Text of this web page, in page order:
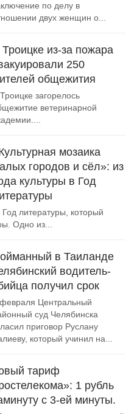
по делу в
двух женщин о...
из-за пожара
250
общежития
загорелось
ветеринарной
мозаика
городов и сёл»: из
культуры в Год
литературы, который
Одно из...
в Таиланде
водитель-
получил срок
Центральный
суд Челябинска
приговор Руслану
который учинил на...
тариф
1 рубль
с 3-ей минуты.